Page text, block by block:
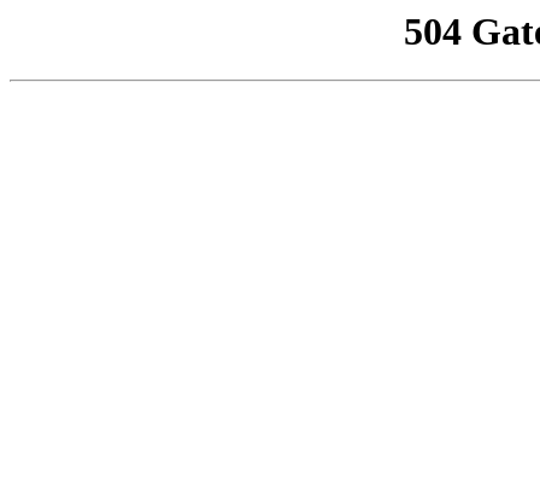
504